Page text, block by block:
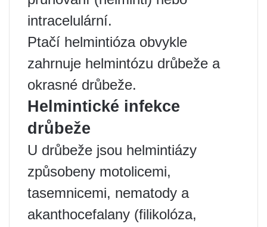
intracelulární.
Ptačí helmintióza obvykle
zahrnuje helmintózu drůbeže a
okrasné drůbeže.
Helmintické infekce
drůbeže
U drůbeže jsou helmintiázy
způsobeny motolicemi,
tasemnicemi, nematody a
akanthocefalany (filikolóza,